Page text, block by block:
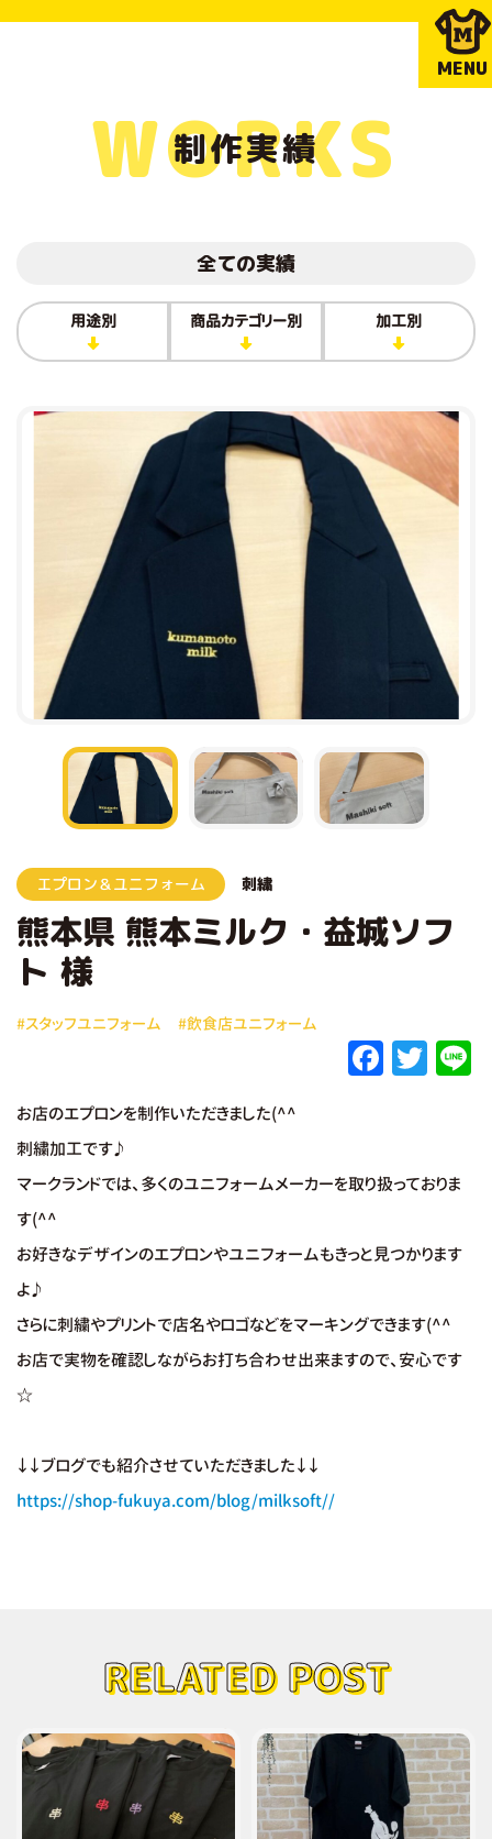
MENU
制作実績
WORKS
全ての実績
用途別 商品カテゴリー別 加工別
エプロン＆ユニフォーム 刺繍
熊本県 熊本ミルク・益城ソフ
ト 様
#スタッフユニフォーム #飲食店ユニフォーム
F
b
o
o
T
r
お店のエプロンを制作いただきました(^^
刺繍加工です♪
マークランドでは、多くのユニフォームメーカーを取り扱っておりま
す(^^
お好きなデザインのエプロンやユニフォームもきっと見つかります
よ♪
さらに刺繍やプリントで店名やロゴなどをマーキングできます(^^
お店で実物を確認しながらお打ち合わせ出来ますので、安心です
☆
↓↓ブログでも紹介させていただきました↓↓
https://shop-fukuya.com/blog/milksoft//
RELATED POST